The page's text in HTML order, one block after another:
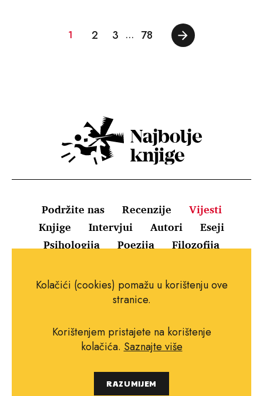
1 2 3 … 78
Podržite nas Recenzije
Vijesti
Knjige
Intervjui Autori
Eseji
Psihologija
Poezija Filozofija
Uvjeti korištenja
Pravila o kolačićima
Impressum
Copyright © 2010.-2021. najboljeknjige.com.
Kolačići (cookies) pomažu u korištenju ove
stranice.
Korištenjem pristajete na korištenje
kolačića. Saznajte više
RAZUMIJEM